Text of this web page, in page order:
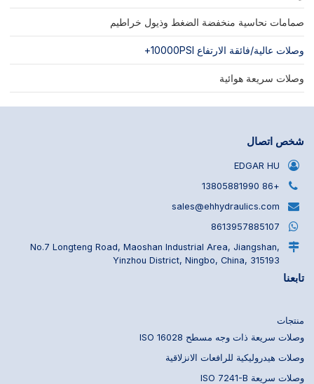
صمامات نحاسية منخفضة الضغط وذيول خراطيم
وصلات عالية/فائقة الارتفاع 10000PSI+
وصلات سريعة هوائية
شخص اتصال
EDGAR HU
+86 13805881990
sales@ehhydraulics.com
8613957885107
No.7 Longteng Road, Maoshan Industrial Area, Jiangshan,
Yinzhou District, Ningbo, China, 315193
تابعنا
منتجات
وصلات سريعة ذات وجه مسطح ISO 16028
وصلات هيدروليكية للرافعات الانزلاقية
وصلات سريعة ISO 7241-B